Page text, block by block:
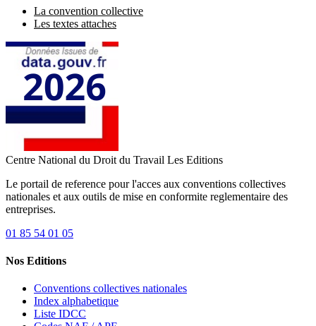
La convention collective
Les textes attaches
Centre National du Droit du Travail Les Editions
Le portail de reference pour l'acces aux conventions collectives
nationales et aux outils de mise en conformite reglementaire des
entreprises.
01 85 54 01 05
Nos Editions
Conventions collectives nationales
Index alphabetique
Liste IDCC